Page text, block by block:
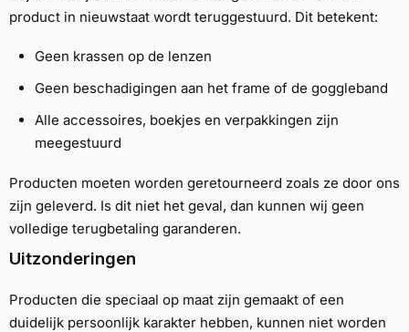
product in nieuwstaat wordt teruggestuurd. Dit betekent:
Geen krassen op de lenzen
Geen beschadigingen aan het frame of de goggleband
Alle accessoires, boekjes en verpakkingen zijn
meegestuurd
Producten moeten worden geretourneerd zoals ze door ons
zijn geleverd. Is dit niet het geval, dan kunnen wij geen
volledige terugbetaling garanderen.
Uitzonderingen
Producten die speciaal op maat zijn gemaakt of een
duidelijk persoonlijk karakter hebben, kunnen niet worden